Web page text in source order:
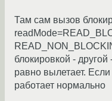
Там сам вызов
блокировкой -
равно вылетает. Если
работает нормально